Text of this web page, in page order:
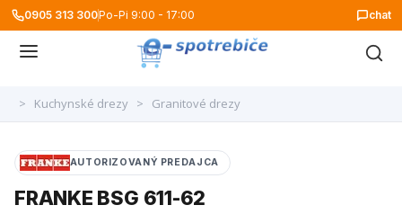
0905 313 300Po-Pi 9:00 - 17:00 chat
> Kuchynské drezy > Granitové drezy
AUTORIZOVANÝ PREDAJCA
FRANKE BSG 611-62